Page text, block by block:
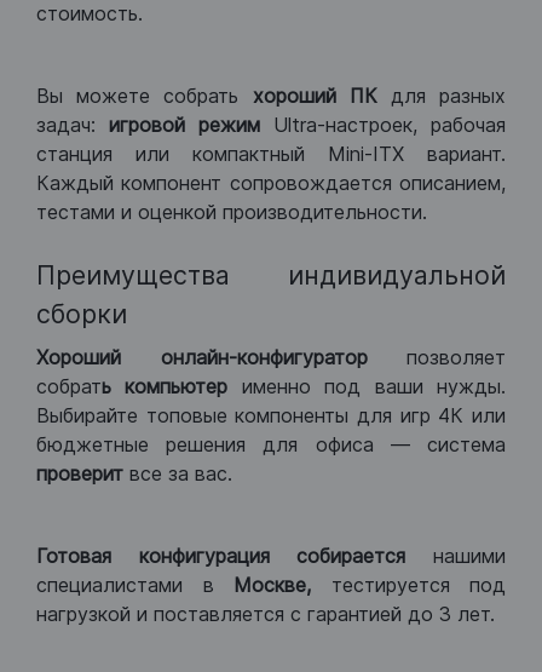
стоимость.
Вы можете собрать хороший ПКдля разных
задач: игровой режим Ultra-настроек, рабочая
станция или компактный Mini-ITX вариант.
Каждый компонент сопровождается описанием,
тестами и оценкой производительности.
Преимущества индивидуальной
сборки
Хороший онлайн-конфигураторпозволяет
собрать компьютер именно под ваши нужды.
Выбирайте топовые компоненты для игр 4К или
бюджетные решения для офиса — система
проверит все за вас.
Готовая конфигурация собираетсянашими
специалистами в Москве, тестируется под
нагрузкой и поставляется с гарантией до 3 лет.